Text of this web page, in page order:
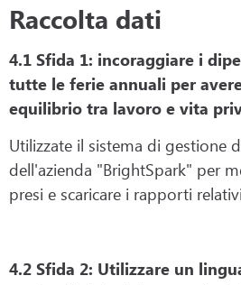
Raccolta dati
4.1 Sfida 1: incoraggiare i
tutte le ferie annuali per
equilibrio tra lavoro e vita
Utilizzate il sistema di gestione
dell'azienda "BrightSpark" per
presi e scaricare i rapporti
4.2 Sfida 2: Utilizzare un